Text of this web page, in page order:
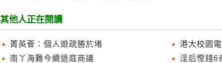
其他人正在閱讀
菁英薈：個人遊疏勝於堵
南丫海難今續退庭商議
港大校園
淫后慳錢6